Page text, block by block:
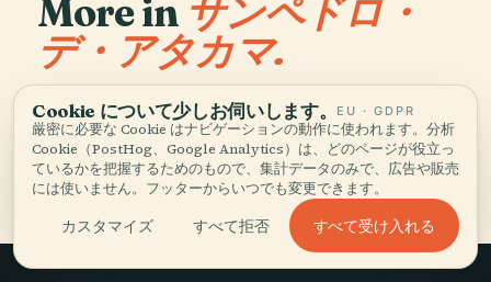
More in サンペドロ・
デ・アタカマ.
発見すべき1スポット — いくつかは組み合わせる価値があり
ます。
PLACE
東京大学アタカ
マ天文台
Cookie について少しお伺いします。 EU · GDPR
厳密に必要な Cookie はナビゲーションの動作に使われます。分析
Cookie（PostHog、Google Analytics）は、どのページが役立っ
ているかを把握するためのもので、集計データのみで、広告や販売
には使いません。フッターからいつでも変更できます。
カスタマイズ すべて拒否 すべて受け入れる